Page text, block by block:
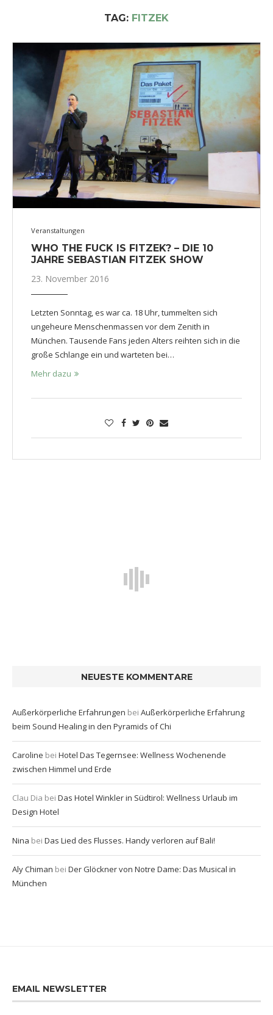
TAG: FITZEK
Veranstaltungen
WHO THE FUCK IS FITZEK? – DIE 10
JAHRE SEBASTIAN FITZEK SHOW
23. November 2016
Letzten Sonntag, es war ca. 18 Uhr, tummelten sich
ungeheure Menschenmassen vor dem Zenith in
München. Tausende Fans jeden Alters reihten sich in die
große Schlange ein und warteten bei…
Mehr dazu
NEUESTE KOMMENTARE
Außerkörperliche Erfahrungen bei Außerkörperliche Erfahrung
beim Sound Healing in den Pyramids of Chi
Caroline bei Hotel Das Tegernsee: Wellness Wochenende
zwischen Himmel und Erde
Clau Dia bei Das Hotel Winkler in Südtirol: Wellness Urlaub im
Design Hotel
Nina bei Das Lied des Flusses. Handy verloren auf Bali!
Aly Chiman bei Der Glöckner von Notre Dame: Das Musical in
München
EMAIL NEWSLETTER